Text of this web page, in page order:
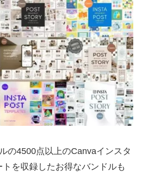
の4500点以上のCanvaインスタ
を収録したお得なバンドルも